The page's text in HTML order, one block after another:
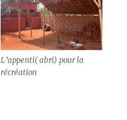
L’appenti( abri) pour la
récréation